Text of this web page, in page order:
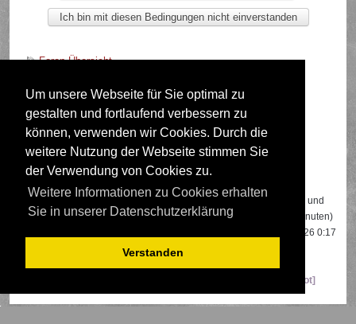
Um unsere Webseite für Sie optimal zu
gestalten und fortlaufend verbessern zu
können, verwenden wir Cookies. Durch die
weitere Nutzung der Webseite stimmen Sie
der Verwendung von Cookies zu.
Weitere Informationen zu Cookies erhalten
Sie in unserer Datenschutzerklärung
Verstanden
Foren-Übersicht
Deutsche Übersetzung durchphpBB.de
Wer ist online?
Insgesamt sind689Besucher online: 3 registrierte, 0 unsichtbare und
686 Gäste (basierend auf den aktiven Besuchern der letzten 5 Minuten)
Besuchern, die am 13.04.2026 0:17
gleichzeitig online waren.
Majestic-12 [Bot]